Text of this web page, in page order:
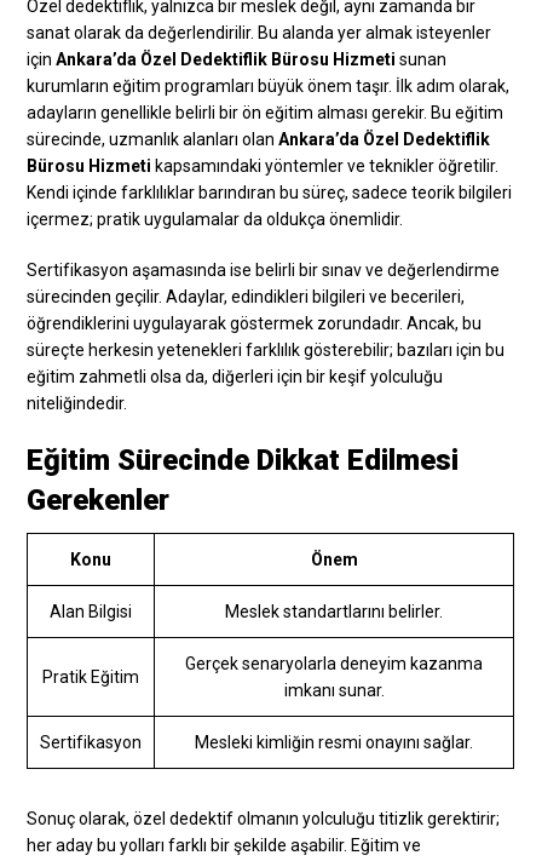
Özel dedektiflik, yalnızca bir meslek değil, aynı zamanda bir
sanat olarak da değerlendirilir. Bu alanda yer almak isteyenler
içinAnkara’da Özel Dedektiflik Bürosu Hizmeti sunan
kurumların eğitim programları büyük önem taşır. İlk adım olarak,
adayların genellikle belirli bir ön eğitim alması gerekir. Bu eğitim
sürecinde, uzmanlık alanları olanAnkara’da Özel Dedektiflik
Bürosu Hizmeti kapsamındaki yöntemler ve teknikler öğretilir.
Kendi içinde farklılıklar barındıran bu süreç, sadece teorik bilgileri
içermez; pratik uygulamalar da oldukça önemlidir.
Sertifikasyon aşamasında ise belirli bir sınav ve değerlendirme
sürecinden geçilir. Adaylar, edindikleri bilgileri ve becerileri,
öğrendiklerini uygulayarak göstermek zorundadır. Ancak, bu
süreçte herkesin yetenekleri farklılık gösterebilir; bazıları için bu
eğitim zahmetli olsa da, diğerleri için bir keşif yolculuğu
niteliğindedir.
Eğitim Sürecinde Dikkat Edilmesi
Gerekenler
Konu Önem
Alan Bilgisi Meslek standartlarını belirler.
Pratik Eğitim
Gerçek senaryolarla deneyim kazanma
imkanı sunar.
Sertifikasyon Mesleki kimliğin resmi onayını sağlar.
Sonuç olarak, özel dedektif olmanın yolculuğu titizlik gerektirir;
her aday bu yolları farklı bir şekilde aşabilir. Eğitim ve